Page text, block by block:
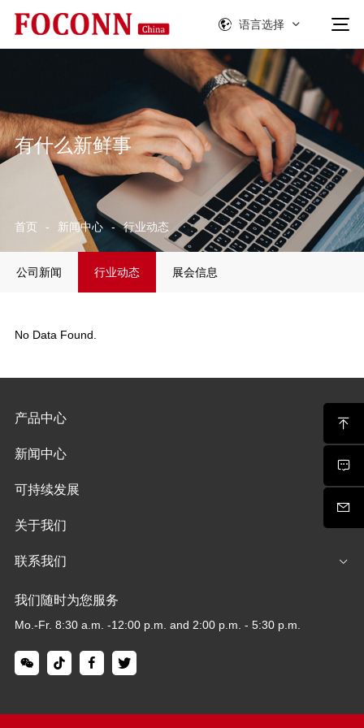
语言选择
有什么新鲜事
首页 - 新闻中心 - 行业动态
公司新闻 行业动态 展会信息
No Data Found.
产品中心
新闻中心
可持续发展
关于我们
联系我们
我们随时为您服务
Mo.-Fr. 8:30 a.m. -12:00 p.m. and 2:00 p.m. - 5:30 p.m.